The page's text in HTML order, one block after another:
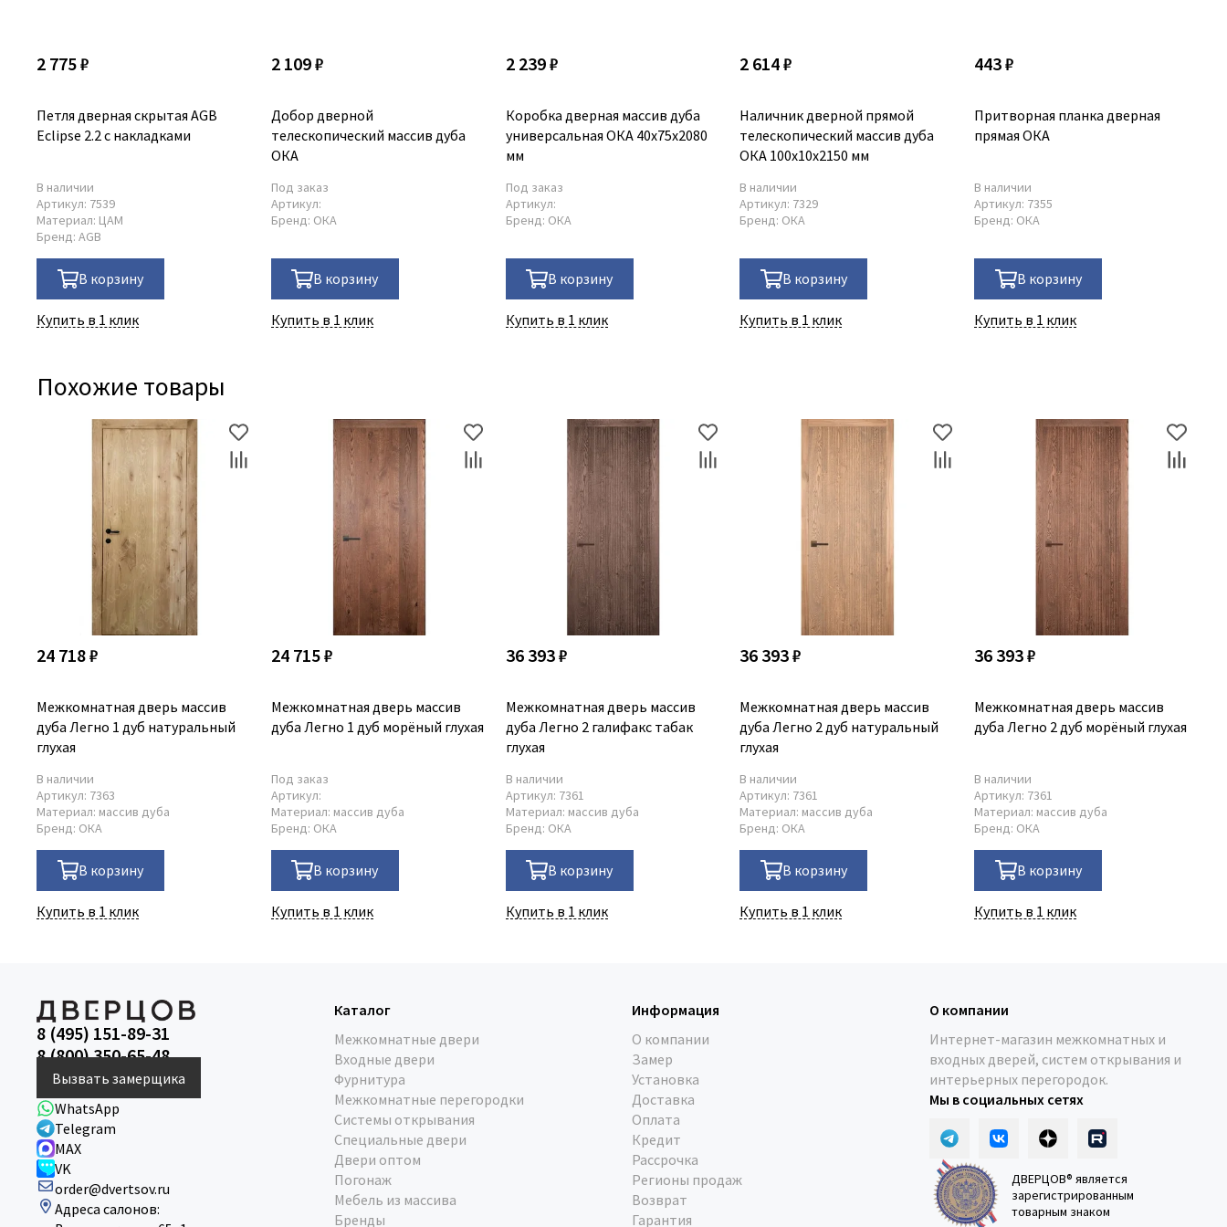
2 775 ₽
Петля дверная скрытая AGB
Eclipse 2.2 с накладками
В наличии
Артикул: 7539
Материал: ЦАМ
Бренд: AGB
В корзину
Купить в 1 клик
2 109 ₽
Добор дверной
телескопический массив дуба
ОКА
Под заказ
Артикул:
Бренд: ОКА
В корзину
Купить в 1 клик
2 239 ₽
Коробка дверная массив дуба
универсальная ОКА 40х75х2080
мм
Под заказ
Артикул:
Бренд: ОКА
В корзину
Купить в 1 клик
2 614 ₽
Наличник дверной прямой
телескопический массив дуба
ОКА 100х10х2150 мм
В наличии
Артикул: 7329
Бренд: ОКА
В корзину
Купить в 1 клик
443 ₽
Притворная планка дверная
прямая ОКА
В наличии
Артикул: 7355
Бренд: ОКА
В корзину
Купить в 1 клик
Похожие товары
24 718 ₽
Межкомнатная дверь массив
дуба Легно 1 дуб натуральный
глухая
В наличии
Артикул: 7363
Материал: массив дуба
Бренд: ОКА
В корзину
Купить в 1 клик
24 715 ₽
Межкомнатная дверь массив
дуба Легно 1 дуб морёный глухая
Под заказ
Артикул:
Материал: массив дуба
Бренд: ОКА
В корзину
Купить в 1 клик
36 393 ₽
Межкомнатная дверь массив
дуба Легно 2 галифакс табак
глухая
В наличии
Артикул: 7361
Материал: массив дуба
Бренд: ОКА
В корзину
Купить в 1 клик
36 393 ₽
Межкомнатная дверь массив
дуба Легно 2 дуб натуральный
глухая
В наличии
Артикул: 7361
Материал: массив дуба
Бренд: ОКА
В корзину
Купить в 1 клик
36 393 ₽
Межкомнатная дверь массив
дуба Легно 2 дуб морёный глухая
В наличии
Артикул: 7361
Материал: массив дуба
Бренд: ОКА
В корзину
Купить в 1 клик
8 (495) 151-89-31
8 (800) 350-65-48
Вызвать замерщика
WhatsApp
Telegram
MAX
VK
order@dvertsov.ru
Адреса салонов:
Каталог
Межкомнатные двери
Входные двери
Фурнитура
Межкомнатные перегородки
Системы открывания
Специальные двери
Двери оптом
Погонаж
Мебель из массива
Бренды
Информация
О компании
Замер
Установка
Доставка
Оплата
Кредит
Рассрочка
Регионы продаж
Возврат
Гарантия
О компании
Интернет-магазин межкомнатных и
входных дверей, систем открывания и
интерьерных перегородок.
Мы в социальных сетях
ДВЕРЦОВ® является
зарегистрированным
товарным знаком